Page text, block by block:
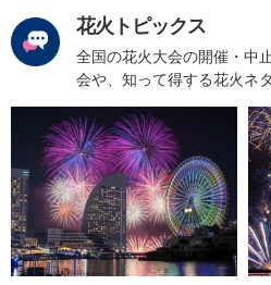
花火トピックス
全国の花火大会の開催・中
会や、知って得する花火ネ